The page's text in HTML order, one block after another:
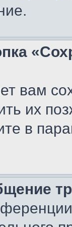
вам
их
в